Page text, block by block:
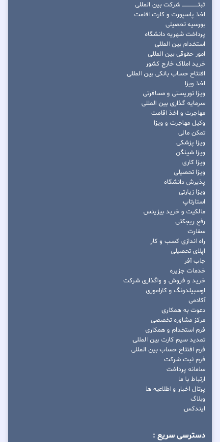
ثبتــــــــــــــــ شرکت بین المللی
اخذ پاسپورت و کارت اقامت
بورسیه تحصیلی
پرداخت شهریه دانشگاه
استخدام بین المللی
امور حقوقی بین المللی
خرید املاک خارج کشور
افتتاح حساب بانکی بین المللی
اخذ ویزا
ویزا توریستی و مسافرتی
سرمایه گذاری بین المللی
مهاجرت و اخذ اقامت
وکیل مهاجرت و ویزا
تمکن مالی
ویزا پزشکی
ویزا شینگن
ویزا کاری
ویزا تحصیلی
پذیرش دانشگاه
ویزا زیارتی
استارتاپ
مالکیت و خرید بیزینس
رفع ریجکتی
سفارت
راه اندازی کسب و کار
اپلای تحصیلی
جاب آفر
خدمات جزیره
خرید و فروش و واگذاری شرکت
اوسبیلدونگ و کاراموزی
آکادمی
دعوت به همکاری
مرکز مشاوره تخصصی
فرم استخدام و همکاری
تمدید سیم کارت بین المللی
فرم افتتاح حساب بین المللی
فرم ثبت شرکت
سامانه پرداخت
ارتباط با ما
پرتال اخبار و اطلاعیه ها
وبلاگ
ایندکس
دسترسی سریع :